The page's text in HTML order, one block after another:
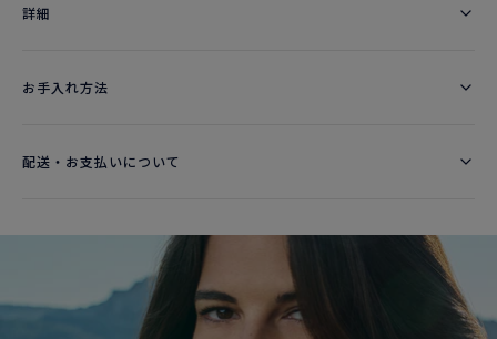
詳細​
お手入れ方法
配送・お支払いについて